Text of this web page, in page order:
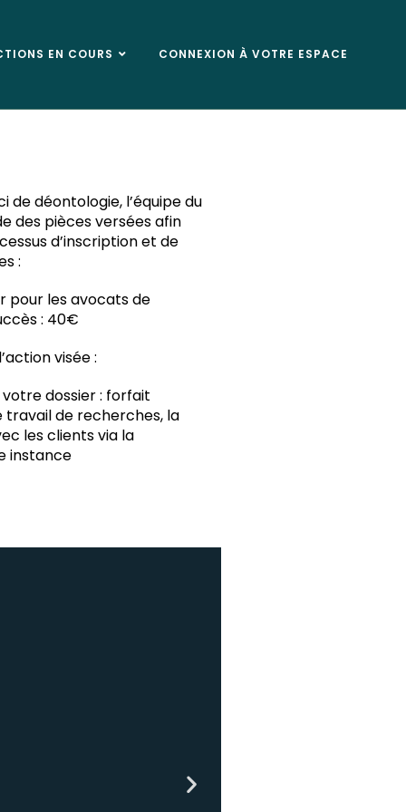
EN COURS CONNEXION À VOTRE ESPACE
de déontologie, l’équipe du
des pièces versées afin
d’inscription et de
:
pour les avocats de
: 40€
visée :
dossier : forfait
travail de recherches, la
les clients via la
instance